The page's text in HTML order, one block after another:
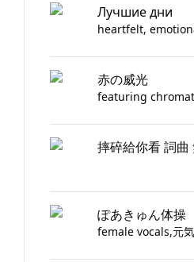
Лучшие дни
赤の威光
摔碎給你看 詞曲
ぽあきゅん体操
female vocals,元気